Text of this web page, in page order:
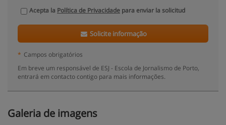
Acepta la Política de Privacidade para enviar la solicitud
Solicite informação
* Campos obrigatórios
Em breve um responsável de ESJ - Escola de Jornalismo de Porto,
entrará em contacto contigo para mais informações.
Galeria de imagens